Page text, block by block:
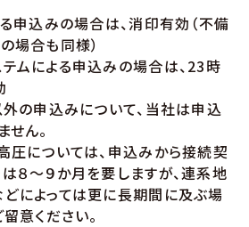
る申込みの場合は、消印有効（不備
場合も同様）
ムによる申込みの場合は、23時
外の申込みについて、当社は申込
ん。
圧については、申込みから接続契
８～９か月を要しますが、連系地
によっては更に長期間に及ぶ場
意ください。